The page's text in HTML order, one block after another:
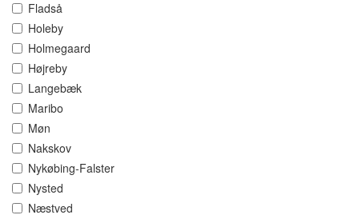
Fladså
Holeby
Holmegaard
Højreby
Langebæk
Maribo
Møn
Nakskov
Nykøbing-Falster
Nysted
Næstved